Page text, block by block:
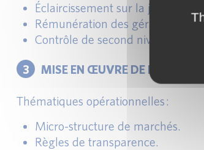
Éclaircissement sur la
Rémunération des gérants et des
Contrôle de second niveau de
3 MISE EN ŒUVRE DE LA MIF
Thématiques opérationnelles :
Micro-structure de marchés.
Règles de transparence.